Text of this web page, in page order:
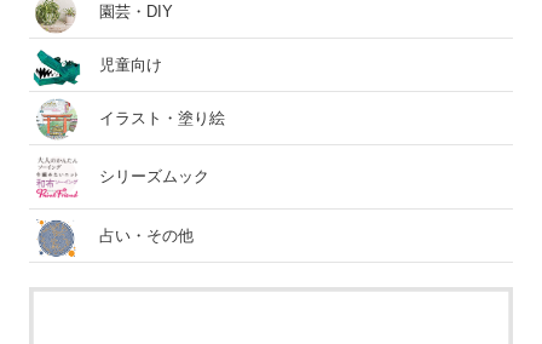
園芸・DIY
児童向け
イラスト・塗り絵
シリーズムック
占い・その他